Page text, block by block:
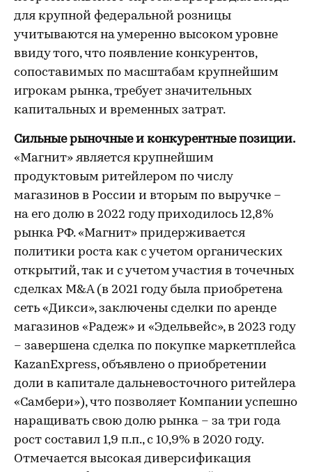
для крупной федеральной розницы
учитываются на умеренно высоком уровне
ввиду того, что появление конкурентов,
сопоставимых по масштабам крупнейшим
игрокам рынка, требует значительных
капитальных и временных затрат.
Сильные рыночные и конкурентные позиции.
«Магнит» является крупнейшим
продуктовым ритейлером по числу
магазинов в России и вторым по выручке –
на его долю в 2022 году приходилось 12,8%
рынка РФ. «Магнит» придерживается
политики роста как с учетом органических
открытий, так и с учетом участия в точечных
сделках M&A (в 2021 году была приобретена
сеть «Дикси», заключены сделки по аренде
магазинов «Радеж» и «Эдельвейс», в 2023 году
– завершена сделка по покупке маркетплейса
KazanExpress, объявлено о приобретении
доли в капитале дальневосточного ритейлера
«Самбери»), что позволяет Компании успешно
наращивать свою долю рынка – за три года
рост составил 1,9 п.п., с 10,9% в 2020 году.
Отмечается высокая диверсификация